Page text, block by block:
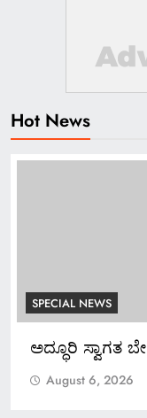
Hot News
SPECIAL NEWS
ಅದ್ಧೂರಿ ಸ್ವಾಗತ
August 6, 2026